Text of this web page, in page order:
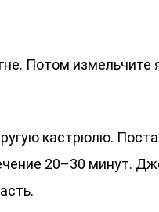
Потом измельчите
кастрюлю.
20–30 минут.